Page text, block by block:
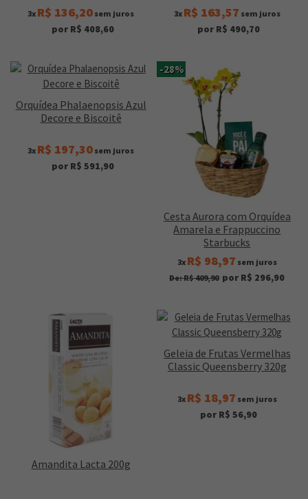
3x R$ 136,20 sem juros
por R$ 408,60
3x R$ 163,57 sem juros
por R$ 490,70
Orquídea Phalaenopsis Azul
Decore e Biscoitê
3x R$ 197,30 sem juros
por R$ 591,90
-28%
Cesta Aurora com Orquídea
Amarela e Frappuccino
Starbucks
3x R$ 98,97 sem juros
De: R$ 409,90 por R$ 296,90
Amandita Lacta 200g
Geleia de Frutas Vermelhas
Classic Queensberry 320g
3x R$ 18,97 sem juros
por R$ 56,90